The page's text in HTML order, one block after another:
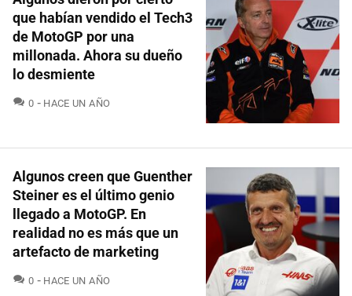
que habían vendido el Tech3
de MotoGP por una
millonada. Ahora su dueño
lo desmiente
0 COMENTARIOS
HACE UN AÑO
Algunos creen que Guenther
Steiner es el último genio
llegado a MotoGP. En
realidad no es más que un
artefacto de marketing
0 COMENTARIOS
HACE UN AÑO